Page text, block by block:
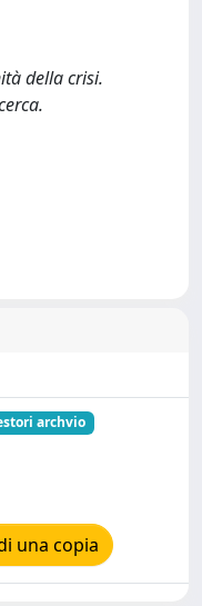
della crisi.
archvio
una copia